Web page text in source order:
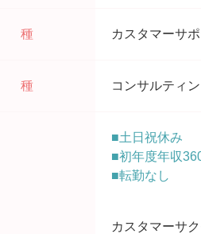
種 カスタマーサ
種 コンサルティ
■土日祝休み
■初年度年収
■転勤なし
カスタマーサ